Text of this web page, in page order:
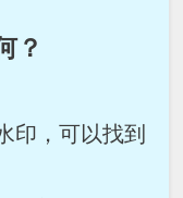
？
印，可以找到